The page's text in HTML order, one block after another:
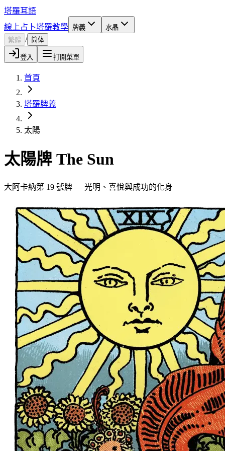
塔羅耳語
線上占卜塔羅教學 牌義
水晶
繁體 / 简体
登入 打開菜單
首頁
塔羅牌義
太陽
太陽牌 The Sun
大阿卡納第 19 號牌 — 光明、喜悅與成功的化身